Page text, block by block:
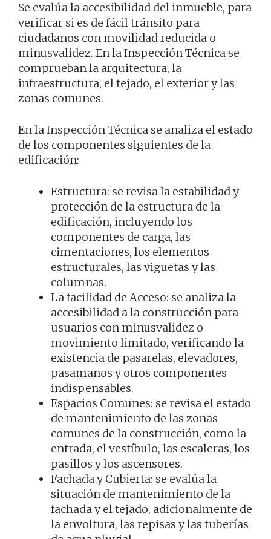
Se evalúa la accesibilidad del inmueble, para
verificar si es de fácil tránsito para
ciudadanos con movilidad reducida o
minusvalidez. En la Inspección Técnica se
comprueban la arquitectura, la
infraestructura, el tejado, el exterior y las
zonas comunes.
En la Inspección Técnica se analiza el estado
de los componentes siguientes de la
edificación:
Estructura: se revisa la estabilidad y
protección de la estructura de la
edificación, incluyendo los
componentes de carga, las
cimentaciones, los elementos
estructurales, las viguetas y las
columnas.
La facilidad de Acceso: se analiza la
accesibilidad a la construcción para
usuarios con minusvalidez o
movimiento limitado, verificando la
existencia de pasarelas, elevadores,
pasamanos y otros componentes
indispensables.
Espacios Comunes: se revisa el estado
de mantenimiento de las zonas
comunes de la construcción, como la
entrada, el vestíbulo, las escaleras, los
pasillos y los ascensores.
Fachada y Cubierta: se evalúa la
situación de mantenimiento de la
fachada y el tejado, adicionalmente de
la envoltura, las repisas y las tuberías